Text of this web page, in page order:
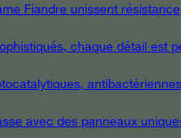
Fiandre unissent
chaque détail est
avec des panneaux